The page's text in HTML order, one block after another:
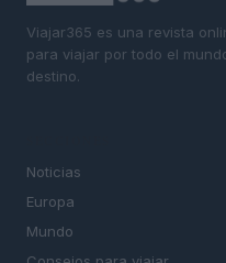
Viajar365 es una revista
para viajar por todo el
destino.
Noticias
Europa
Mundo